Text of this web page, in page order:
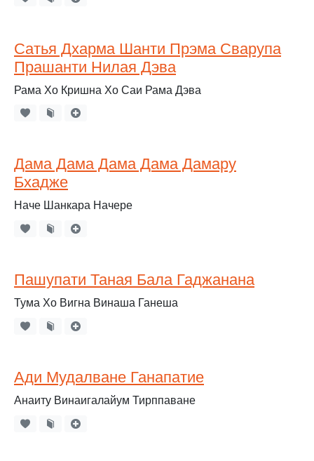
Сатья Дхарма Шанти Прэма Сварупа
Прашанти Нилая Дэва
Рама Хо Кришна Хо Саи Рама Дэва
Дама Дама Дама Дама Дамару
Бхадже
Наче Шанкара Начере
Пашупати Таная Бала Гаджанана
Тума Хо Вигна Винаша Ганеша
Ади Мудалване Ганапатие
Анаиту Винаигалайум Тирппаване